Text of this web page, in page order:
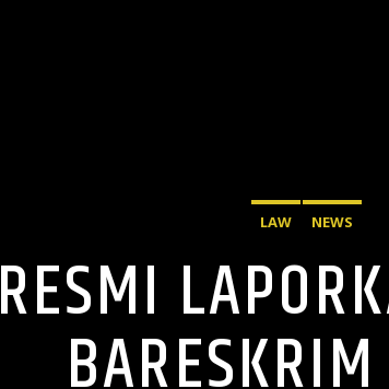
LAW NEWS